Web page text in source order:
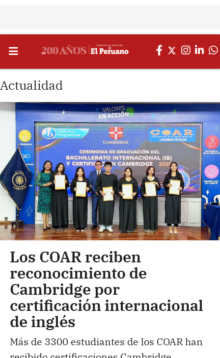
Actualidad
Los COAR reciben
reconocimiento de
Cambridge por
certificación internacional
de inglés
Más de 3300 estudiantes de los COAR han